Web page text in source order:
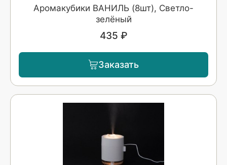
Аромакубики ВАНИЛЬ (8шт), Светло-
зелёный
435 ₽
Заказать